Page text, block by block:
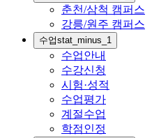
춘천/삼척 캠퍼스
강릉/원주 캠퍼스
수업stat_minus_1
수업안내
수강신청
시험·성적
수업평가
계절수업
학점인정